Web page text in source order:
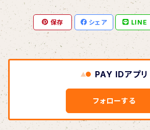
selene
アナスタシア（初期ver.）
この夏よ、永遠に
コンピレーションアルバム
Link
缶バッジ
オーダーメイド絵手紙
リクエストイラスト
ステッカー
Blu-ray＆DVDセット
Blu-ray
DVD
2021.1.11 渋谷プレジャープレジャー
Blu-ray
2021.1.11 密着ドキュメンタリー映像
2023.1.8 andante〜Quartet〜
2023.1.8 密着ドキュメンタリー映像
闇チェキ
1/11 ホールコンサート衣装チェキ
保存 シェア LINE
PAY IDアプリ
フォローする